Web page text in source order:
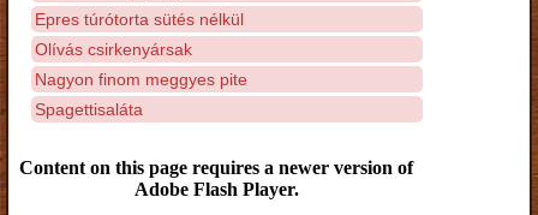
Epres túrótorta sütés nélkül
Olívás csirkenyársak
Nagyon finom meggyes pite
Spagettisaláta
Content on this page requires a newer version of
Adobe Flash Player.